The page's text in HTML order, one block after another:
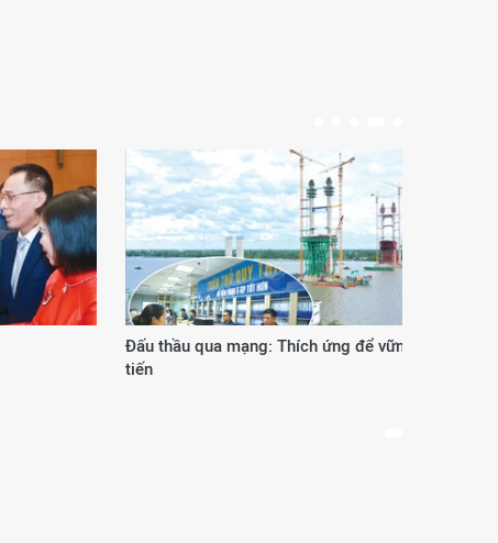
Đấu thầu qua mạng: Thích ứng để vững
tiến